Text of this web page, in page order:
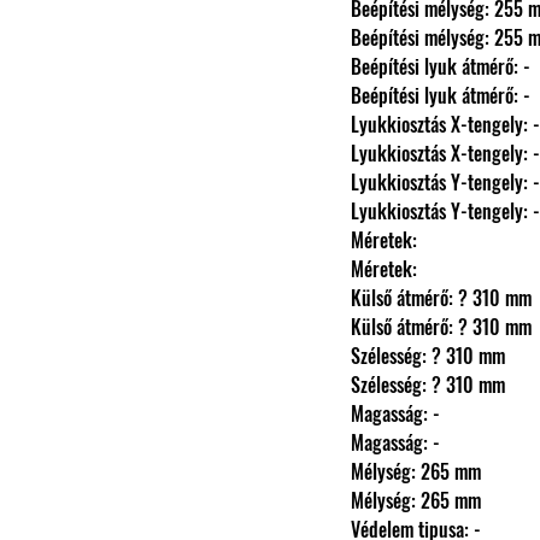
Beépítési mélység:
Beépítési mélység:
                Beépítési lyuk átmérő: -
                Beépítési lyuk átmérő: -
                Lyukkiosztás X-tengely: -
                Lyukkiosztás X-tengely: -
                Lyukkiosztás Y-tengely: -
                Lyukkiosztás Y-tengely: -
                Méretek:
                Méretek:
                Külső átmérő: ? 310 mm
                Külső átmérő: ? 310 mm
                Szélesség: ? 310 mm
                Szélesség: ? 310 mm
                Magasság: -
                Magasság: -
                Mélység: 265 mm
                Mélység: 265 mm
                Védelem tipusa: -